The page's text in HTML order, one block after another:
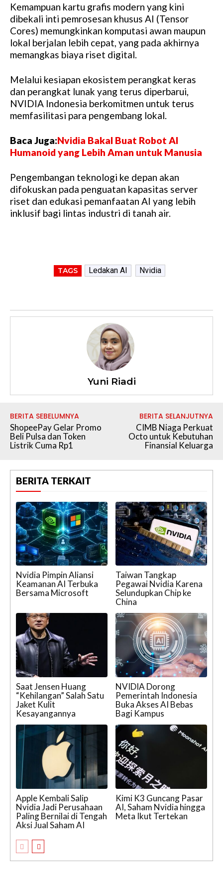
Kemampuan kartu grafis modern yang kini
dibekali inti pemrosesan khusus AI (Tensor
Cores) memungkinkan komputasi awan maupun
lokal berjalan lebih cepat, yang pada akhirnya
memangkas biaya riset digital.
Melalui kesiapan ekosistem perangkat keras
dan perangkat lunak yang terus diperbarui,
NVIDIA Indonesia berkomitmen untuk terus
memfasilitasi para pengembang lokal.
Baca Juga:Nvidia Bakal Buat Robot AI
Humanoid yang Lebih Aman untuk Manusia
Pengembangan teknologi ke depan akan
difokuskan pada penguatan kapasitas server
riset dan edukasi pemanfaatan AI yang lebih
inklusif bagi lintas industri di tanah air.
TAGS Ledakan AI Nvidia
Yuni Riadi
BERITA SEBELUMNYA
ShopeePay Gelar Promo
Beli Pulsa dan Token
Listrik Cuma Rp1
BERITA SELANJUTNYA
CIMB Niaga Perkuat
Octo untuk Kebutuhan
Finansial Keluarga
BERITA TERKAIT
Nvidia Pimpin Aliansi
Keamanan AI Terbuka
Bersama Microsoft
Taiwan Tangkap
Pegawai Nvidia Karena
Selundupkan Chip ke
China
Saat Jensen Huang
“Kehilangan” Salah Satu
Jaket Kulit
Kesayangannya
NVIDIA Dorong
Pemerintah Indonesia
Buka Akses AI Bebas
Bagi Kampus
Apple Kembali Salip
Nvidia Jadi Perusahaan
Paling Bernilai di Tengah
Aksi Jual Saham AI
Kimi K3 Guncang Pasar
AI, Saham Nvidia hingga
Meta Ikut Tertekan